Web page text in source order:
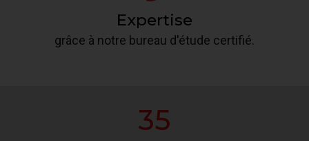
Expertise
grâce à notre bureau d'étude certifié.
35